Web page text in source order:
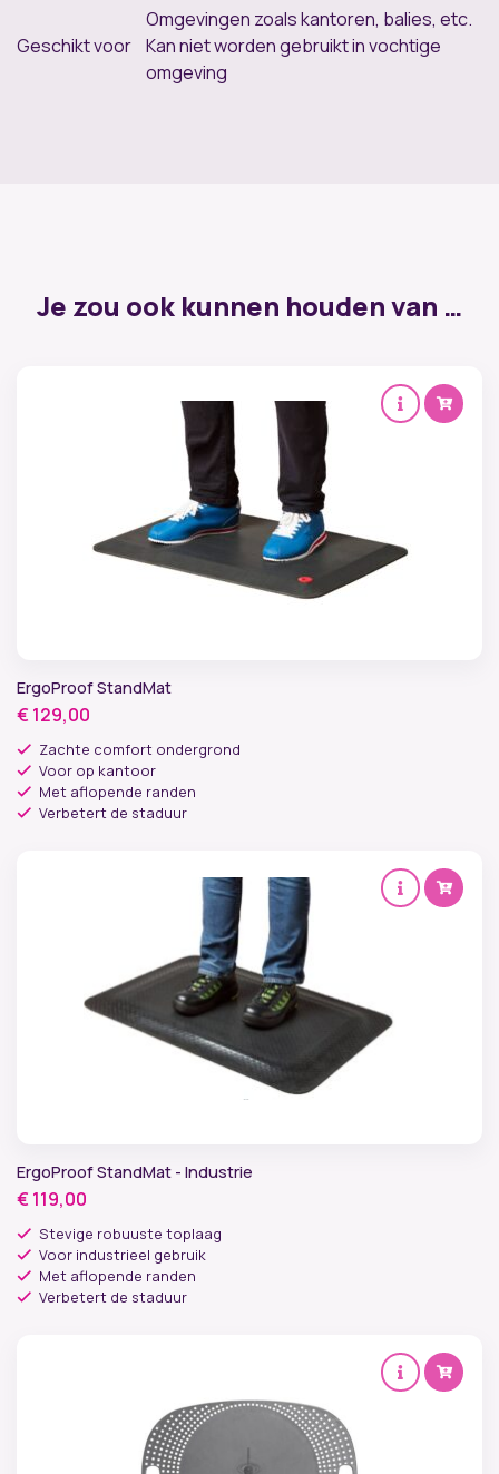
Geschikt voor
Omgevingen zoals kantoren, balies, etc.
Kan niet worden gebruikt in vochtige
omgeving
Je zou ook kunnen houden van …
ErgoProof StandMat
€ 129,00
Zachte comfort ondergrond
Voor op kantoor
Met aflopende randen
Verbetert de staduur
ErgoProof StandMat - Industrie
€ 119,00
Stevige robuuste toplaag
Voor industrieel gebruik
Met aflopende randen
Verbetert de staduur